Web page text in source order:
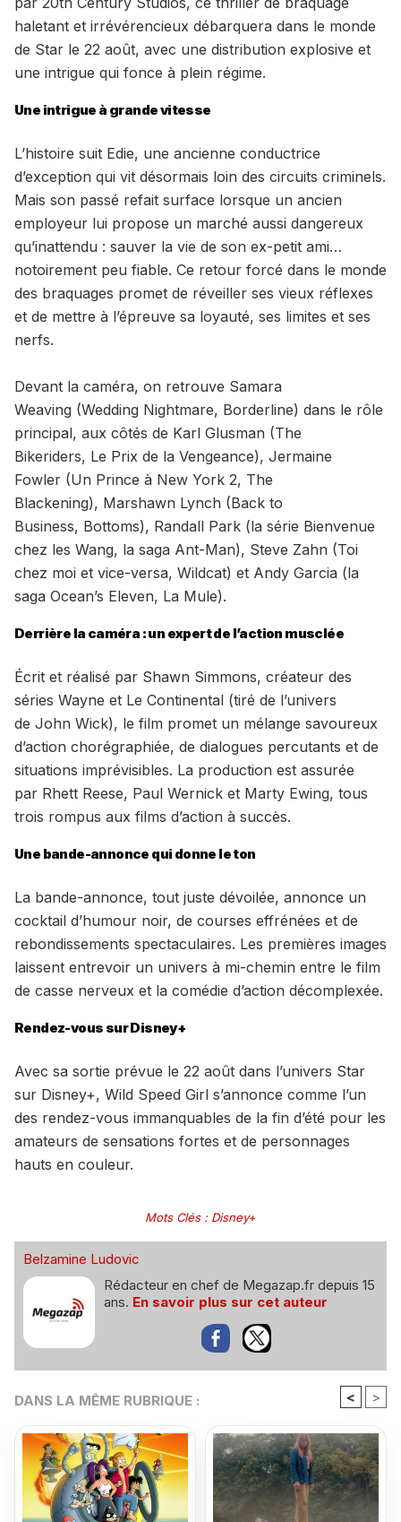
haletant et irrévérencieux débarquera dans le monde
de Star le 22 août, avec une distribution explosive et
une intrigue qui fonce à plein régime.
Une intrigue à grande vitesse
L’histoire suit Edie, une ancienne conductrice
d’exception qui vit désormais loin des circuits criminels.
Mais son passé refait surface lorsque un ancien
employeur lui propose un marché aussi dangereux
qu’inattendu : sauver la vie de son ex-petit ami…
notoirement peu fiable. Ce retour forcé dans le monde
des braquages promet de réveiller ses vieux réflexes
et de mettre à l’épreuve sa loyauté, ses limites et ses
nerfs.
Devant la caméra, on retrouve Samara
Weaving (Wedding Nightmare, Borderline) dans le rôle
principal, aux côtés de Karl Glusman (The
Bikeriders, Le Prix de la Vengeance), Jermaine
Fowler (Un Prince à New York 2, The
Blackening), Marshawn Lynch (Back to
Business, Bottoms), Randall Park (la série Bienvenue
chez les Wang, la saga Ant-Man), Steve Zahn (Toi
chez moi et vice-versa, Wildcat) et Andy Garcia (la
saga Ocean’s Eleven, La Mule).
Derrière la caméra : un expert de l’action musclée
Écrit et réalisé par Shawn Simmons, créateur des
séries Wayne et Le Continental (tiré de l’univers
de John Wick), le film promet un mélange savoureux
d’action chorégraphiée, de dialogues percutants et de
situations imprévisibles. La production est assurée
par Rhett Reese, Paul Wernick et Marty Ewing, tous
trois rompus aux films d’action à succès.
Une bande-annonce qui donne le ton
La bande-annonce, tout juste dévoilée, annonce un
cocktail d’humour noir, de courses effrénées et de
rebondissements spectaculaires. Les premières images
laissent entrevoir un univers à mi-chemin entre le film
de casse nerveux et la comédie d’action décomplexée.
Rendez-vous sur Disney+
Avec sa sortie prévue le 22 août dans l’univers Star
sur Disney+, Wild Speed Girl s’annonce comme l’un
des rendez-vous immanquables de la fin d’été pour les
amateurs de sensations fortes et de personnages
hauts en couleur.
Mots Clés: Disney+
Belzamine Ludovic
Rédacteur en chef de Megazap.fr depuis 15
ans. En savoir plus sur cet auteur
DANS LA MÊME RUBRIQUE : < >